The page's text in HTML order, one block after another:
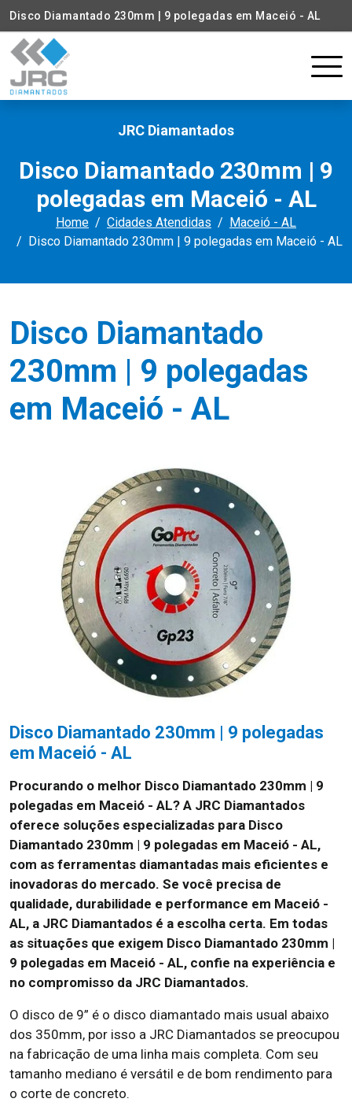
Disco Diamantado 230mm | 9 polegadas em Maceió - AL
JRC Diamantados
Disco Diamantado 230mm | 9
polegadas em Maceió - AL
Home Cidades Atendidas
Maceió - AL
Disco Diamantado 230mm | 9 polegadas em Maceió - AL
Disco Diamantado
230mm | 9 polegadas
em Maceió - AL
Disco Diamantado 230mm | 9 polegadas
em Maceió - AL
Procurando o melhor Disco Diamantado 230mm | 9
polegadas em Maceió - AL? A JRC Diamantados
oferece soluções especializadas para Disco
Diamantado 230mm | 9 polegadas em Maceió - AL,
com as ferramentas diamantadas mais eficientes e
inovadoras do mercado. Se você precisa de
qualidade, durabilidade e performance em Maceió -
AL, a JRC Diamantados é a escolha certa. Em todas
as situações que exigem Disco Diamantado 230mm |
9 polegadas em Maceió - AL, confie na experiência e
no compromisso da JRC Diamantados.
O disco de 9” é o disco diamantado mais usual abaixo
dos 350mm, por isso a JRC Diamantados se preocupou
na fabricação de uma linha mais completa. Com seu
tamanho mediano é versátil e de bom rendimento para
o corte de concreto.